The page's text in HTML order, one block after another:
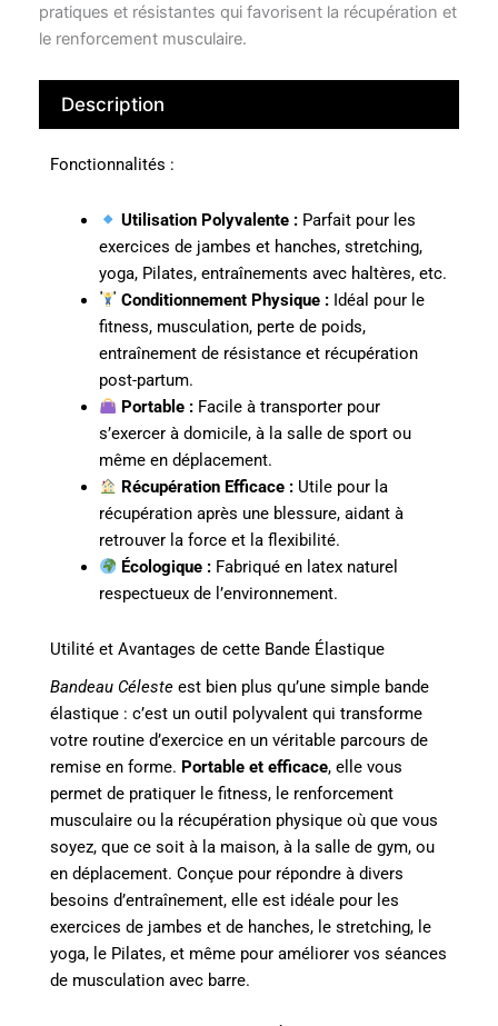
pratiques et résistantes qui favorisent la récupération et
le renforcement musculaire.
Description
Fonctionnalités :
Utilisation Polyvalente : Parfait pour les
exercices de jambes et hanches, stretching,
yoga, Pilates, entraînements avec haltères, etc.
Conditionnement Physique : Idéal pour le
fitness, musculation, perte de poids,
entraînement de résistance et récupération
post-partum.
Portable : Facile à transporter pour
s’exercer à domicile, à la salle de sport ou
même en déplacement.
Récupération Efficace : Utile pour la
récupération après une blessure, aidant à
retrouver la force et la flexibilité.
Écologique : Fabriqué en latex naturel
respectueux de l’environnement.
Utilité et Avantages de cette Bande Élastique
Bandeau Céleste est bien plus qu’une simple bande
élastique : c’est un outil polyvalent qui transforme
votre routine d’exercice en un véritable parcours de
remise en forme. Portable et efficace, elle vous
permet de pratiquer le fitness, le renforcement
musculaire ou la récupération physique où que vous
soyez, que ce soit à la maison, à la salle de gym, ou
en déplacement. Conçue pour répondre à divers
besoins d’entraînement, elle est idéale pour les
exercices de jambes et de hanches, le stretching, le
yoga, le Pilates, et même pour améliorer vos séances
de musculation avec barre.